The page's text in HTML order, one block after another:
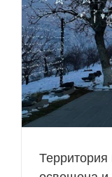
Территория